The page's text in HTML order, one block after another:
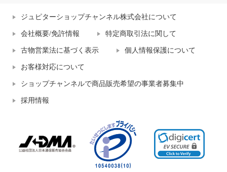
ジュピターショップチャンネル株式会社について
会社概要/免許情報 特定商取引法に関して
古物営業法に基づく表示 個人情報保護について
お客様対応について
ショップチャンネルで商品販売希望の事業者募集中
採用情報